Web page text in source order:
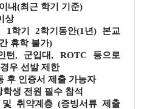
내(최근 학기 기준)
상
1학기 2학기동안(1년) 본교
휴학 불가)
턴, 군입대, ROTC 등으로
우 선발 제한
후 인증서 제출 가능자
생 전원 필수 참석
취약계층 (증빙서류 제출